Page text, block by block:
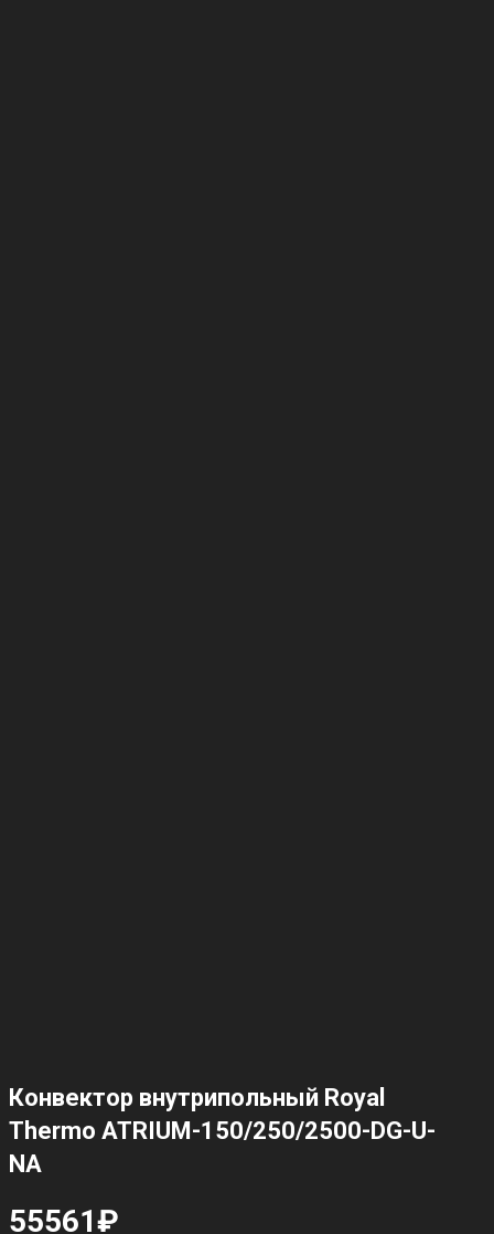
Конвектор внутрипольный Royal
Thermo ATRIUM-150/250/2500-DG-U-
NA
55561₽